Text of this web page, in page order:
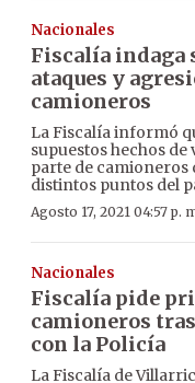
Nacionales
Fiscalía indaga
ataques y
camioneros
La Fiscalía informó
supuestos hechos
parte de camioneros
distintos puntos del
Agosto 17, 2021 04:57 p.
Nacionales
Fiscalía pide
camioneros
con la Policía
La Fiscalía de